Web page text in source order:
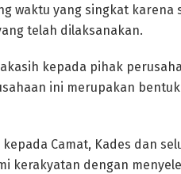
waktu yang singkat karena
telah dilaksanakan.
kepada pihak
ini merupakan
kepada Camat, Kades dan
kerakyatan dengan